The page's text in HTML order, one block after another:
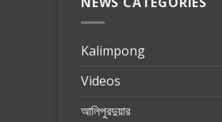
Kalimpong
Videos
আলিপুরদুয়ার